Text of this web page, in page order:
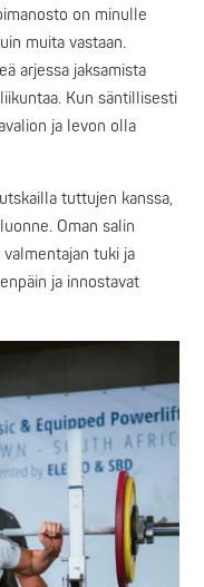
on minulle
muita vastaan.
arjessa jaksamista
Kun säntillisesti
ja levon olla
tuttujen kanssa,
Oman salin
tuki ja
ja innostavat